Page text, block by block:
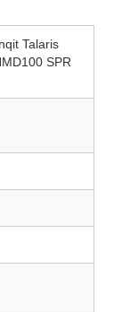
Talaris
SPR